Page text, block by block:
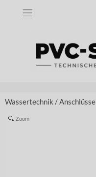
Wassertechnik /Anschlüsse
Zoom